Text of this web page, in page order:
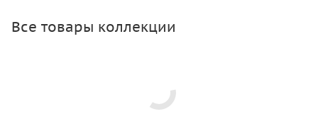
Все товары коллекции